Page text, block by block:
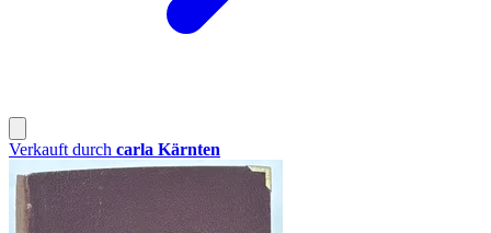
Verkauft durch carla Kärnten